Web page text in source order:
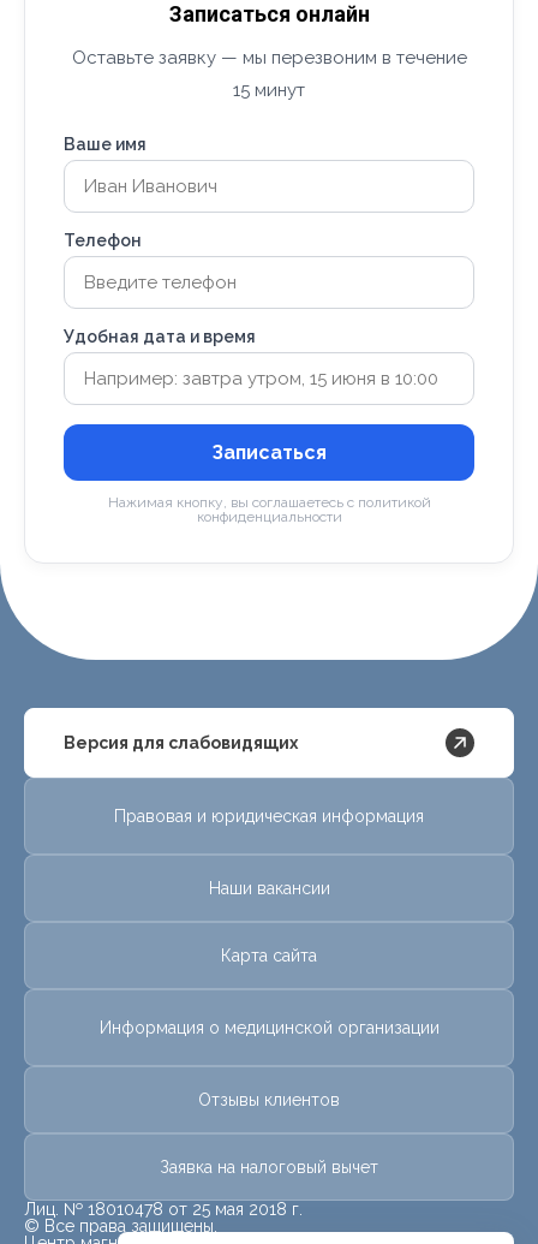
Записаться онлайн
Оставьте заявку — мы перезвоним в течение
15 минут
Ваше имя
Телефон
Удобная дата и время
Записаться
Нажимая кнопку, вы соглашаетесь с политикой
конфиденциальности
Версия для слабовидящих
Правовая и юридическая информация
Наши вакансии
Карта сайта
Информация о медицинской организации
Отзывы клиентов
Заявка на налоговый вычет
Лиц. № 18010478 от 25 мая 2018 г.
© Все права защищены.